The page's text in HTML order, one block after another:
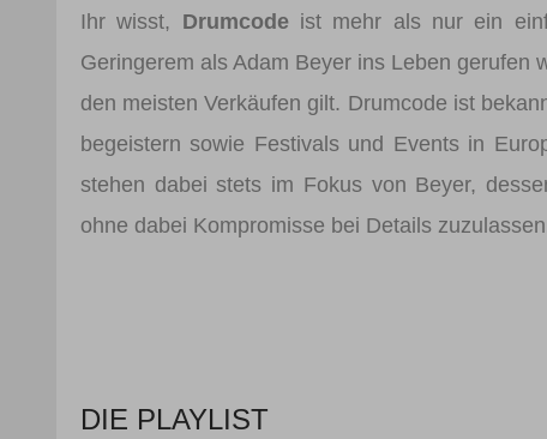
Ihr wisst, Drumcodeist mehr als nur ein
Geringerem als Adam Beyer ins Leben gerufen
den meisten Verkäufen gilt. Drumcode ist
begeistern sowie Festivals und Events in
stehen dabei stets im Fokus von Beyer,
ohne dabei Kompromisse bei Details
DIE PLAYLIST